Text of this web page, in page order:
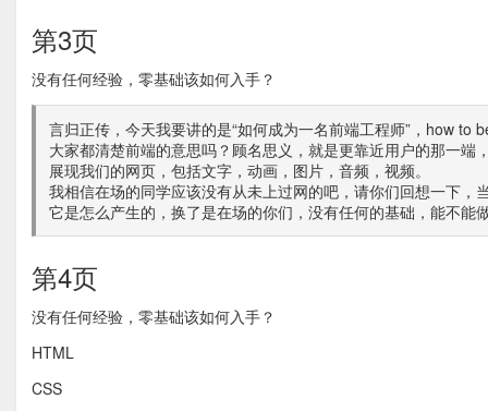
第3页
没有任何经验，零基础该如何入手？
言归正传，今天我要讲的是“如何成为一名前端工程师”，how to
大家都清楚前端的意思吗？顾名思义，就是更靠近用户的那一
展现我们的网页，包括文字，动画，图片，音频，视频。
我相信在场的同学应该没有从未上过网的吧，请你们回想一下
它是怎么产生的，换了是在场的你们，没有任何的基础，能不能
第4页
没有任何经验，零基础该如何入手？
HTML
CSS